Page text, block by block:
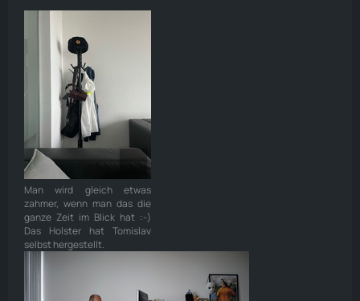
Man wird gleich etwas
zahmer, wenn man das die
ganze Zeit im Blick hat :-)
Das Holster hat Tomislav
selbst hergestellt.